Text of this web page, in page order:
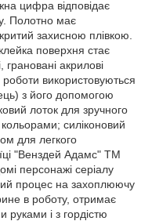
цифра відповідає
Полотно має
захисною плівкою.
поверхня стає
акрилові
роботи використовуються
з його допомогою
лоток для зручного
кольорами; силіконовий
для легкого
"Венздей Адамс" ТМ
персонажі серіалу
процес на захоплюючу
в роботу, отримає
руками і з гордістю